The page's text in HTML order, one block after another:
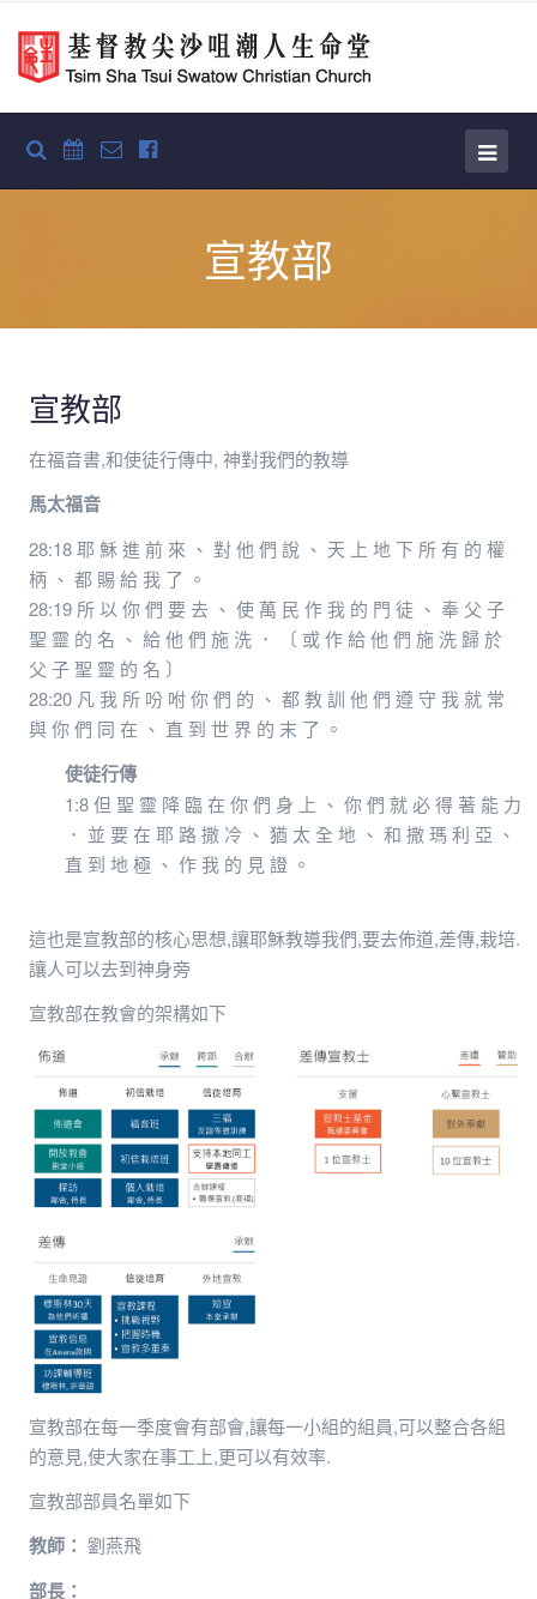
宣教部
宣教部
在福音書,和使徒行傳中, 神對我們的教導
馬太福音
28:18 耶 穌 進 前 來 、 對 他 們 說 、 天 上 地 下 所 有 的 權
柄 、 都 賜 給 我 了 。
28:19 所 以 你 們 要 去 、 使 萬 民 作 我 的 門 徒 、 奉 父 子
聖 靈 的 名 、 給 他 們 施 洗 ． 〔 或 作 給 他 們 施 洗 歸 於
父 子 聖 靈 的 名 〕
28:20 凡 我 所 吩 咐 你 們 的 、 都 教 訓 他 們 遵 守 我 就 常
與 你 們 同 在 、 直 到 世 界 的 末 了 。
使徒行傳
1:8 但 聖 靈 降 臨 在 你 們 身 上 、 你 們 就 必 得 著 能 力
． 並 要 在 耶 路 撒 冷 、 猶 太 全 地 、 和 撒 瑪 利 亞 、
直 到 地 極 、 作 我 的 見 證 。
這也是宣教部的核心思想,讓耶穌教導我們,要去佈道,差傳,栽培.
讓人可以去到神身旁
宣教部在教會的架構如下
宣教部在每一季度會有部會,讓每一小組的組員,可以整合各組
的意見,使大家在事工上,更可以有效率.
宣教部部員名單如下
教師： 劉燕飛
部長：